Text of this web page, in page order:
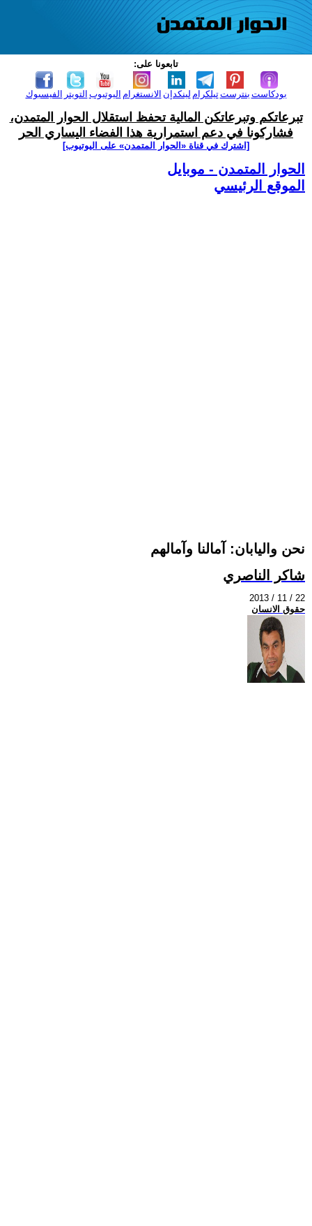
تابعونا على:
الفيسبوك التويتر اليوتيوب الانستغرام لينكدإن تيلكرامبنترست بودكاست
تبرعاتكم وتبرعاتكن المالية تحفظ استقلال الحوار المتمدن،
فشاركونا في دعم استمرارية هذا الفضاء اليساري الحر
[اشترك في قناة ‫«الحوار المتمدن» على اليوتيوب]
الحوار المتمدن - موبايل
الموقع الرئيسي
نحن واليابان: آمالنا وآمالهم
شاكر الناصري
2013 / 11 / 22
حقوق الانسان